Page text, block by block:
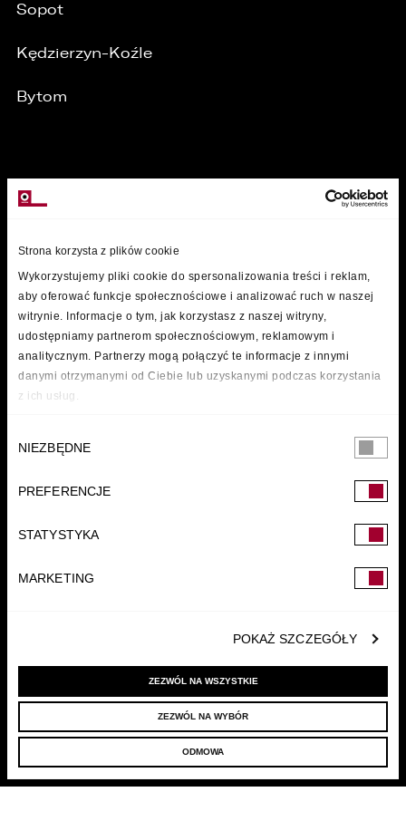
Strona korzysta z plików cookie
Wykorzystujemy pliki cookie do spersonalizowania treści i reklam,
aby oferować funkcje społecznościowe i analizować ruch w naszej
witrynie. Informacje o tym, jak korzystasz z naszej witryny,
udostępniamy partnerom społecznościowym, reklamowym i
analitycznym. Partnerzy mogą połączyć te informacje z innymi
danymi otrzymanymi od Ciebie lub uzyskanymi podczas korzystania
z ich usług.
zgody
NIEZBĘDNE
PREFERENCJE
STATYSTYKA
MARKETING
POKAŻ SZCZEGÓŁY
ZEZWÓL NA WSZYSTKIE
ZEZWÓL NA WYBÓR
ODMOWA
Sopot
Kędzierzyn-Koźle
Bytom
MARKI
FUNDACJA
POLITYKA PRYWATNOŚCI